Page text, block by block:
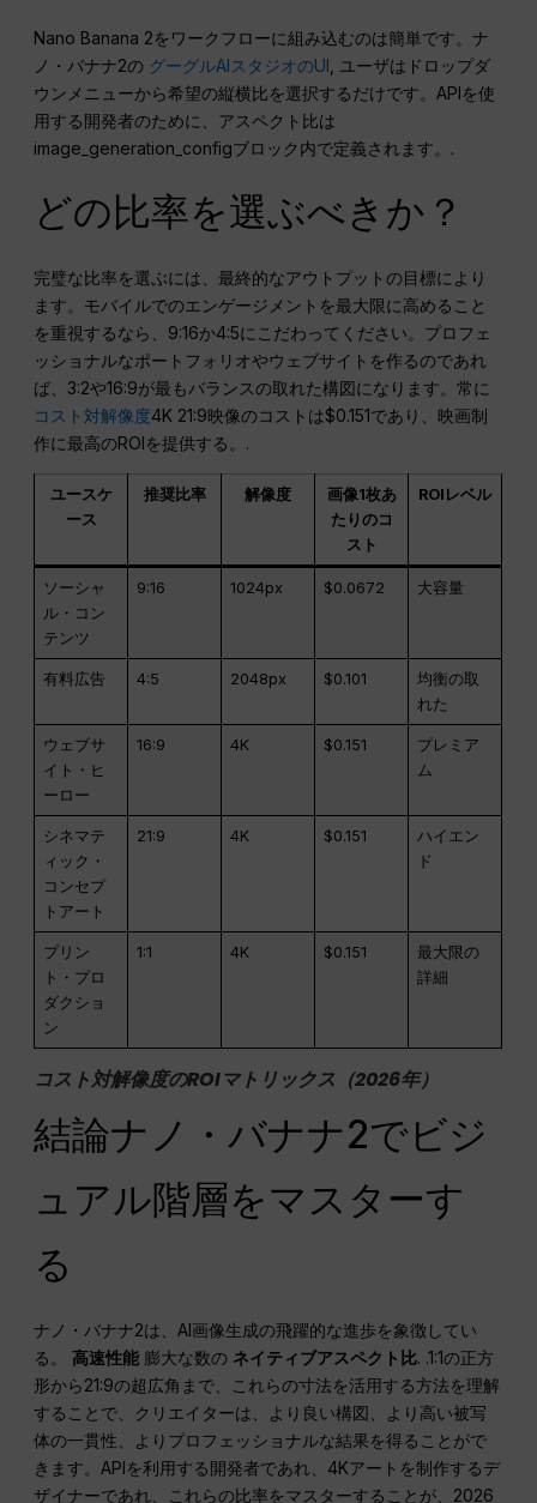
Nano Banana 2をワークフローに組み込むのは簡単です。ナ
ノ・バナナ2の グーグルAIスタジオのUI , ユーザはドロップダ
ウンメニューから希望の縦横比を選択するだけです。APIを使
用する開発者のために、アスペクト比は
image_generation_configブロック内で定義されます。.
どの比率を選ぶべきか？
完璧な比率を選ぶには、最終的なアウトプットの目標により
ます。モバイルでのエンゲージメントを最大限に高めること
を重視するなら、9:16か4:5にこだわってください。プロフェ
ッショナルなポートフォリオやウェブサイトを作るのであれ
ば、3:2や16:9が最もバランスの取れた構図になります。常に
コスト対解像度4K 21:9映像のコストは$0.151であり、映画制
作に最高のROIを提供する。.
ユースケ
ース
推奨比率 解像度
画像1枚あ
たりのコ
スト
ROIレベル
ソーシャ
ル・コン
テンツ
9:16 1024px $0.0672 大容量
有料広告 4:5 2048px $0.101
均衡の取
れた
ウェブサ
イト・ヒ
ーロー
16:9 4K $0.151
プレミア
ム
シネマテ
ィック・
コンセプ
トアート
21:9 4K $0.151
ハイエン
ド
プリン
ト・プロ
ダクショ
ン
1:1 4K $0.151
最大限の
詳細
コスト対解像度のROIマトリックス（2026年）
結論ナノ・バナナ2でビジ
ュアル階層をマスターす
る
ナノ・バナナ2は、AI画像生成の飛躍的な進歩を象徴してい
る。高速性能 膨大な数の ネイティブアスペクト比. .1:1の正方
形から21:9の超広角まで、これらの寸法を活用する方法を理解
することで、クリエイターは、より良い構図、より高い被写
体の一貫性、よりプロフェッショナルな結果を得ることがで
きます。APIを利用する開発者であれ、4Kアートを制作するデ
ザイナーであれ、これらの比率をマスターすることが、2026